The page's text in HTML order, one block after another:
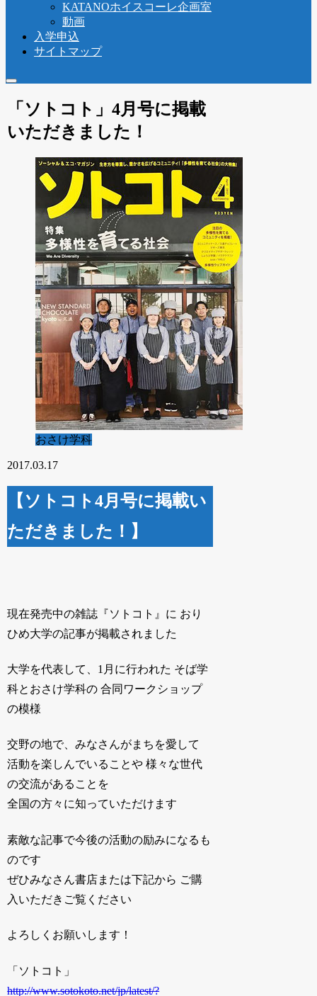
KATANOホイスコーレ企画室
動画
入学申込
サイトマップ
「ソトコト」4月号に掲載
いただきました！
おさけ学科
2017.03.17
【ソトコト4月号に掲載い
ただきました！】
現在発売中の雑誌『ソトコト』に おり
ひめ大学の記事が掲載されました
大学を代表して、1月に行われた そば学
科とおさけ学科の 合同ワークショップ
の模様
交野の地で、みなさんがまちを愛して
活動を楽しんでいることや 様々な世代
の交流があることを
全国の方々に知っていただけます
素敵な記事で今後の活動の励みになるも
のです
ぜひみなさん書店または下記から ご購
入いただきご覧ください
よろしくお願いします！
「ソトコト」
http://www.sotokoto.net/jp/latest/?